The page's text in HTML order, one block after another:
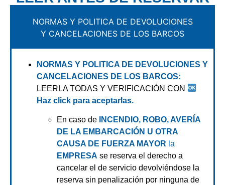
NORMAS Y POLITICA DE DEVOLUCIONES
Y CANCELACIONES DE LOS BARCOS
NORMAS Y POLITICA DE DEVOLUCIONES Y
CANCELACIONES DE LOS BARCOS:
LEERLA TODAS Y VERIFICACIÓN CON
Haz click para aceptarlas.
En caso de
INCENDIO, ROBO, AVERÍA
DE LA EMBARCACIÓN U OTRA
CAUSA DE FUERZA MAYOR la
EMPRESA se reserva el derecho a
cancelar el de servicio devolviéndose la
reserva sin penalización por ninguna de